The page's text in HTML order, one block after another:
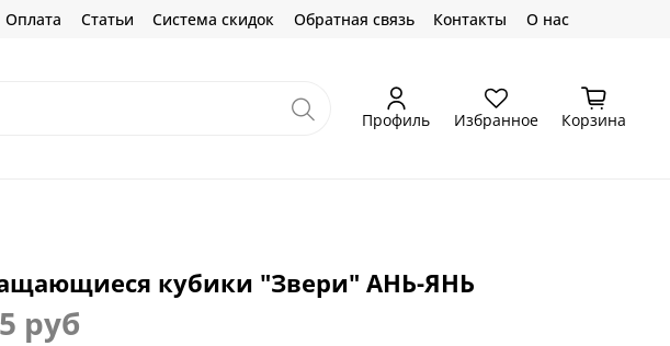
Оплата Статьи Система скидок Обратная связь Контакты О нас
Профиль Избранное Корзина
кубики "Звери" АНЬ-ЯНЬ
руб